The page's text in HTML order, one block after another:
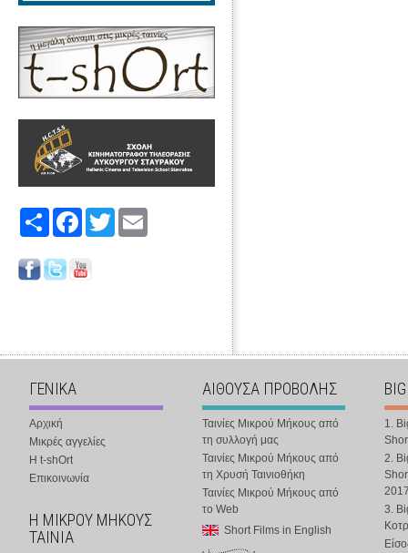
Share FacebookTwitter
ΓΕΝΙΚΑ
Αρχική
Μικρές αγγελίες
Η t-shOrt
Επικοινωνία
Η ΜΙΚΡΟΥ ΜΗΚΟΥΣ
ΤΑΙΝΙΑ
ΑΙΘΟΥΣΑ ΠΡΟΒΟΛΗΣ
Ταινίες Μικρού Μήκους από
τη συλλογή μας
Ταινίες Μικρού Μήκους από
τη Χρυσή Ταινιοθήκη
Ταινίες Μικρού Μήκους από
το Web
Short Films in English
1.
2.
3.